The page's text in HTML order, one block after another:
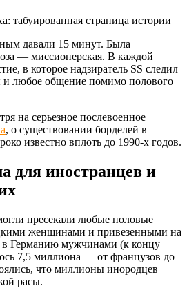
давали 15 минут. Была
— миссионерская. В каждой
в которое надзиратель SS следил
и любое общение помимо полового
на серьезное послевоенное
, о существовании борделей в
известно вплоть до 1990-х годов.
для иностранцев и
пресекали любые половые
женщинами и привезенными на
в Германию мужчинами (к концу
7,5 миллиона — от французов до
что миллионы инородцев
расы.